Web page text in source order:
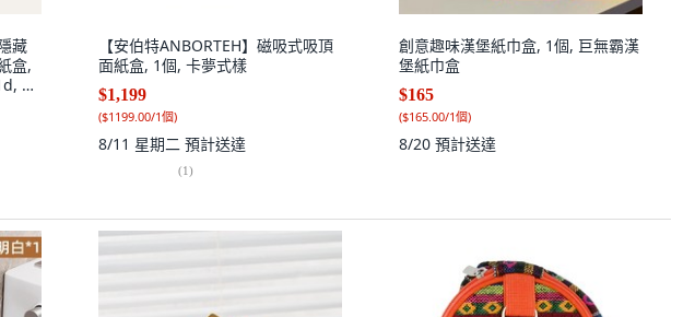
藏
盒,
1
【安伯特ANBORTEH】磁吸式吸頂
面紙盒, 1個, 卡夢式樣
$1,199
($1199.00/1個)
8/11 星期二 預計送達
(1)
創意趣味漢堡紙巾盒, 1個, 巨無霸漢
堡紙巾盒
$165
($165.00/1個)
8/20 預計送達